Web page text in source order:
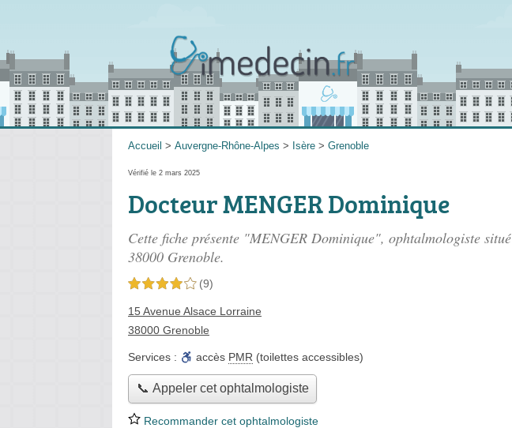
Accueil > Auvergne-Rhône-Alpes > Isère > Grenoble
Vérifié le 2 mars 2025
Docteur MENGER Dominique
Cette fiche présente "MENGER Dominique", ophtalmologiste situé
38000 Grenoble.
4,0 étoiles sur 5 (9)
15 Avenue Alsace Lorraine
38000 Grenoble
Services : accès PMR (toilettes accessibles)
📞 Appeler cet ophtalmologiste
Recommander cet ophtalmologiste